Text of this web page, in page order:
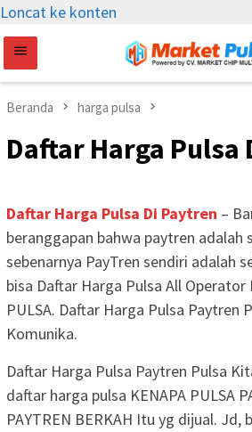
Loncat ke konten
Beranda harga pulsa
Daftar Harga Pulsa
Daftar Harga Pulsa Di Paytren –
beranggapan bahwa paytren adalah
sebenarnya PayTren sendiri adalah
bisa Daftar Harga Pulsa All Operator
PULSA. Daftar Harga Pulsa Paytren
Komunika.
Daftar Harga Pulsa Paytren Pulsa
daftar harga pulsa KENAPA PULSA
PAYTREN BERKAH Itu yg dijual. Jd,